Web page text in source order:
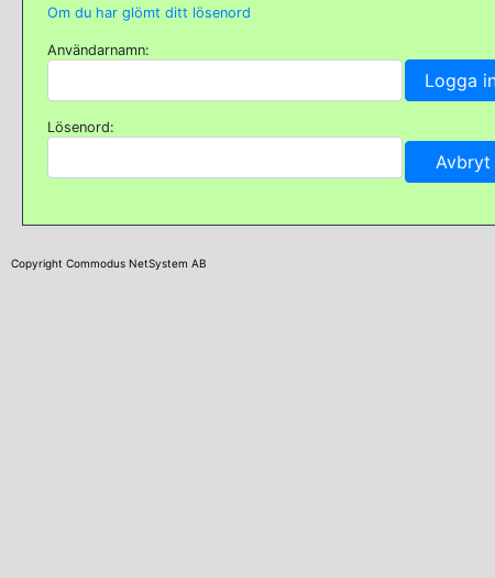
Om du har glömt ditt lösenord
Användarnamn:
Lösenord:
Copyright Commodus NetSystem AB